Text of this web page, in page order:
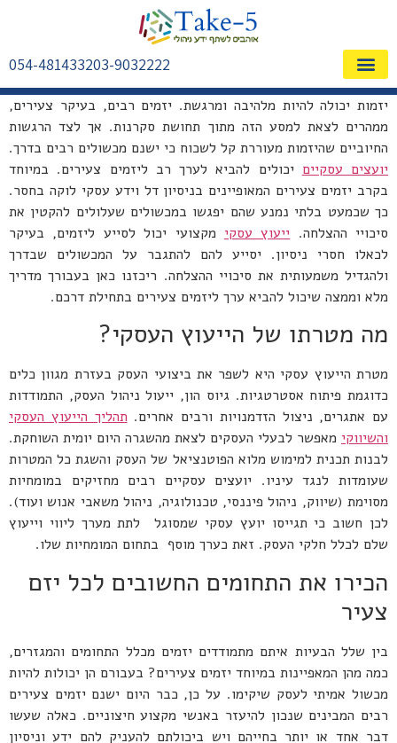
03-9032222
054-4814332
יזמות יכולה להיות מלהיבה ומרגשת. יזמים רבים, בעיקר צעירים,
ממהרים לצאת למסע הזה מתוך תחושת סקרנות. אך לצד הרגשות
החיוביים שהיזמות מעוררת קל לשכוח כי ישנם מכשולים רבים בדרך.
יועצים עסקיים יכולים להביא לערך רב ליזמים צעירים. במיוחד
בקרב יזמים צעירים המאופיינים בניסיון דל וידע עסקי לוקה בחסר.
כך שכמעט בלתי נמנע שהם יפגשו במכשולים שעלולים להקטין את
סיכויי ההצלחה. ייעוץ עסקי מקצועי יכול לסייע ליזמים, בעיקר
לכאלו חסרי ניסיון. יסייע להם להתגבר על המכשולים שבדרך
ולהגדיל משמעותית את סיכויי ההצלחה. ריכזנו כאן בעבורך מדריך
מלא וממצה שיכול להביא ערך ליזמים צעירים בתחילת דרכם.
מה מטרתו של הייעוץ העסקי?
מטרת הייעוץ עסקי היא לשפר את ביצועי העסק בעזרת מגוון כלים
כדוגמת פיתוח אסטרטגיות. גיוס הון, ייעול ניהול העסק, התמודדות
עם אתגרים, ניצול הזדמנויות ורבים אחרים. תהליך הייעוץ העסקי
והשיווקי מאפשר לבעלי העסקים לצאת מהשגרה היום יומית השוחקת.
לבנות תכנית למימוש מלוא הפוטנציאל של העסק והשגת כל המטרות
שעומדות לנגד עיניו. יועצים עסקיים רבים מחזיקים במומחיות
מסוימת (שיווק, ניהול פיננסי, טכנולוגיה, ניהול משאבי אנוש ועוד).
לכן חשוב כי תגייסו יועץ עסקי שמסוגל לתת מערך ליווי וייעוץ
שלם לכלל חלקי העסק. זאת כערך מוסף בתחום המומחיות שלו.
הכירו את התחומים החשובים לכל יזם
צעיר
בין שלל הבעיות איתם מתמודדים יזמים מכלל התחומים והמגזרים,
כמה מהן המאפיינות במיוחד יזמים צעירים? בעבורם הן יכולות להיות
מכשול אמיתי לעסק שיקימו. על כן, כבר היום ישנם יזמים צעירים
רבים המבינים שנכון להיעזר באנשי מקצוע חיצוניים. כאלה שעשו
דבר אחד או יותר בחייהם ויש ביכולתם להעניק להם ידע וניסיון